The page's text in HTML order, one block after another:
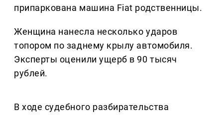
припаркована машина Fiat родственницы.
Женщина нанесла несколько ударов
топором по заднему крылу автомобиля.
Эксперты оценили ущерб в 90 тысяч
рублей.
В ходе судебного разбирательства